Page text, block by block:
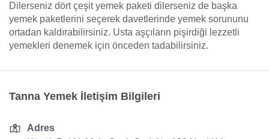
Dilerseniz dört çeşit yemek paketi dilerseniz de başka
yemek paketlerini seçerek davetlerinde yemek sorununu
ortadan kaldırabilirsiniz. Usta aşçıların pişirdiği lezzetli
yemekleri denemek için önceden tadabilirsiniz.
Tanna Yemek İletişim Bilgileri
Adres